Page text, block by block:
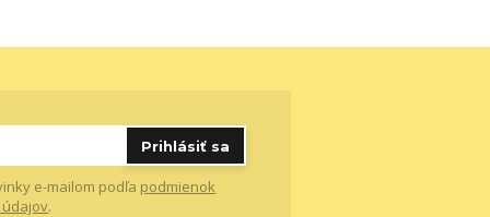
Prihlásiť sa
e-mailom podľa podmienok
.